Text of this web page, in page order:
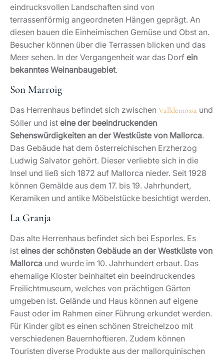
eindrucksvollen Landschaften sind von
terrassenförmig angeordneten Hängen geprägt. An
diesen bauen die Einheimischen Gemüse und Obst an.
Besucher können über die Terrassen blicken und das
Meer sehen. In der Vergangenheit war das Dorf ein
bekanntes Weinanbaugebiet.
Son Marroig
Das Herrenhaus befindet sich zwischen Valldemossa und
Sóller und ist eine der beeindruckenden
Sehenswürdigkeiten an der Westküste von Mallorca.
Das Gebäude hat dem österreichischen Erzherzog
Ludwig Salvator gehört. Dieser verliebte sich in die
Insel und ließ sich 1872 auf Mallorca nieder. Seit 1928
können Gemälde aus dem 17. bis 19. Jahrhundert,
Keramiken und antike Möbelstücke besichtigt werden.
La Granja
Das alte Herrenhaus befindet sich bei Esporles. Es
ist eines der schönsten Gebäude an der Westküste von
Mallorca und wurde im 10. Jahrhundert erbaut. Das
ehemalige Kloster beinhaltet ein beeindruckendes
Freilichtmuseum, welches von prächtigen Gärten
umgeben ist. Gelände und Haus können auf eigene
Faust oder im Rahmen einer Führung erkundet werden.
Für Kinder gibt es einen schönen Streichelzoo mit
verschiedenen Bauernhoftieren. Zudem können
Touristen diverse Produkte aus der mallorquinischen